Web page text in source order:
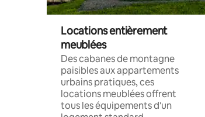
Locations entièrement
meublées
Des cabanes de montagne
paisibles aux appartements
urbains pratiques, ces
locations meublées offrent
tous les équipements d'un